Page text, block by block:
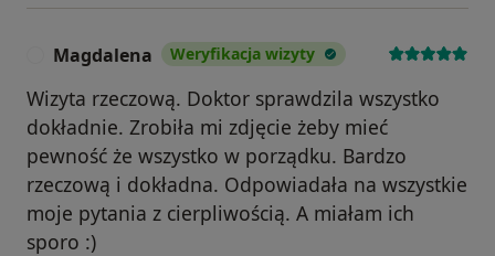
Magdalena Weryfikacja wizyty
Wizyta rzeczową. Doktor sprawdzila wszystko
dokładnie. Zrobiła mi zdjęcie żeby mieć
pewność że wszystko w porządku. Bardzo
rzeczową i dokładna. Odpowiadała na wszystkie
moje pytania z cierpliwością. A miałam ich
sporo :)